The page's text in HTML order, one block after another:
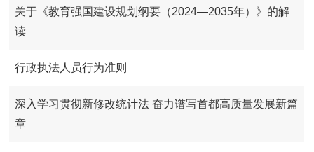
关于《教育强国建设规划纲要（2024—2035年）》的解
读
行政执法人员行为准则
深入学习贯彻新修改统计法 奋力谱写首都高质量发展新篇
章